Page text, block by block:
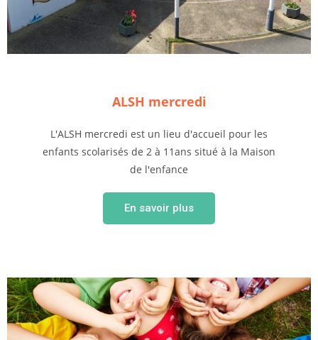
ALSH mercredi
L'ALSH mercredi est un lieu d'accueil pour les
enfants scolarisés de 2 à 11ans situé à la Maison
de l'enfance
En savoir plus